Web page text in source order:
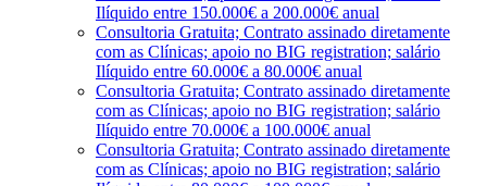
Ilíquido entre 150.000€ a 200.000€ anual
Consultoria Gratuita; Contrato assinado diretamente
com as Clínicas; apoio no BIG registration; salário
Ilíquido entre 60.000€ a 80.000€ anual
Consultoria Gratuita; Contrato assinado diretamente
com as Clínicas; apoio no BIG registration; salário
Ilíquido entre 70.000€ a 100.000€ anual
Consultoria Gratuita; Contrato assinado diretamente
com as Clínicas; apoio no BIG registration; salário